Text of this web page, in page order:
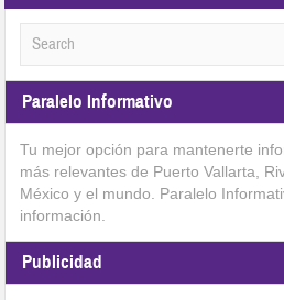
Paralelo Informativo
Tu mejor opción para mantenerte
más relevantes de Puerto Vallarta,
México y el mundo. Paralelo
información.
Publicidad